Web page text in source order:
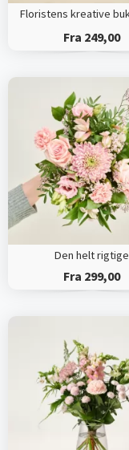
Fra 249,00
Den helt rigtige
Fra 299,00